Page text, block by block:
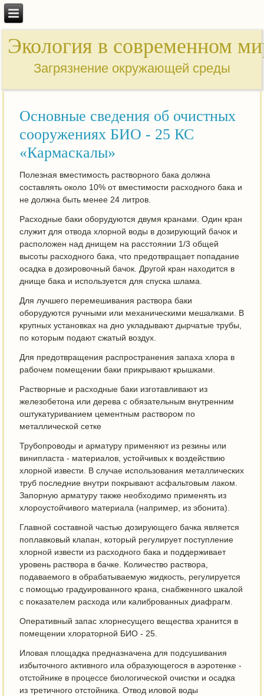
Экология в современном
Загрязнение окружающей среды
Основные сведения об очистных
сооружениях БИО - 25 КС
«Кармаскалы»
Полезная вместимость растворного бака должна
составлять около 10% от вместимости расходного бака и
не должна быть менее 24 литров.
Расходные баки оборудуются двумя кранами. Один кран
служит для отвода хлорной воды в дозирующий бачок и
расположен над днищем на расстоянии 1/3 общей
высоты расходного бака, что предотвращает попадание
осадка в дозировочный бачок. Другой кран находится в
днище бака и используется для спуска шлама.
Для лучшего перемешивания раствора баки
оборудуются ручными или механическими мешалками. В
крупных установках на дно укладывают дырчатые трубы,
по которым подают сжатый воздух.
Для предотвращения распространения запаха хлора в
рабочем помещении баки прикрывают крышками.
Растворные и расходные баки изготавливают из
железобетона или дерева с обязательным внутренним
оштукатуриванием цементным раствором по
металлической сетке
Трубопроводы и арматуру применяют из резины или
винипласта - материалов, устойчивых к воздействию
хлорной извести. В случае использования металлических
труб последние внутри покрывают асфальтовым лаком.
Запорную арматуру также необходимо применять из
хлороустойчивого материала (например, из эбонита).
Главной составной частью дозирующего бачка является
поплавковый клапан, который регулирует поступление
хлорной извести из расходного бака и поддерживает
уровень раствора в бачке. Количество раствора,
подаваемого в обрабатываемую жидкость, регулируется
с помощью градуированного крана, снабженного шкалой
с показателем расхода или калиброванных диафрагм.
Оперативный запас хлорнесущего вещества хранится в
помещении хлораторной БИО - 25.
Иловая площадка предназначена для подсушивания
избыточного активного ила образующегося в аэротенке -
отстойнике в процессе биологической очистки и осадка
из третичного отстойника. Отвод иловой воды